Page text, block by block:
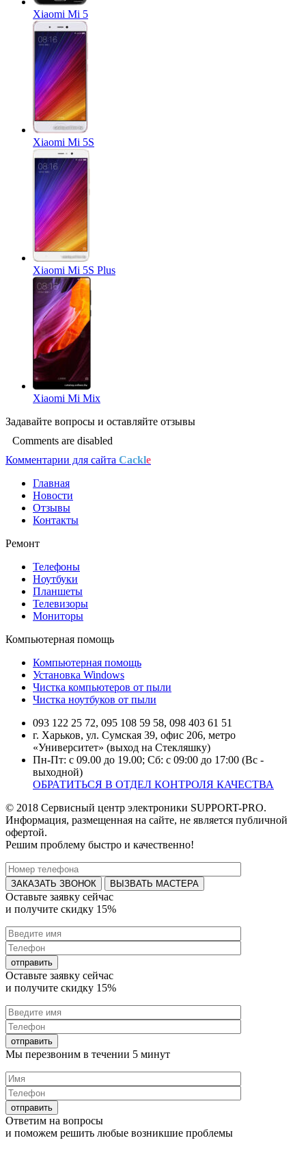
Xiaomi Mi 5
Xiaomi Mi 5S
Xiaomi Mi 5S Plus
Xiaomi Mi Mix
Задавайте вопросы и оставляйте отзывы
Comments are disabled
Комментарии для сайта Cackle
Главная
Новости
Отзывы
Контакты
Ремонт
Телефоны
Ноутбуки
Планшеты
Телевизоры
Мониторы
Компьютерная помощь
Компьютерная помощь
Установка Windows
Чистка компьютеров от пыли
Чистка ноутбуков от пыли
093 122 25 72, 095 108 59 58, 098 403 61 51
г. Харьков, ул. Сумская 39, офис 206, метро
«Университет» (выход на Стекляшку)
Пн-Пт: с 09.00 до 19.00; Сб: с 09:00 до 17:00 (Вс -
выходной)
ОБРАТИТЬСЯ В ОТДЕЛ КОНТРОЛЯ КАЧЕСТВА
© 2018 Сервисный центр электроники SUPPORT-PRO.
Информация, размещенная на сайте, не является публичной
офертой.
Решим проблему быстро и качественно!
ВЫЗВАТЬ МАСТЕРА
Оставьте заявку сейчас
и получите скидку 15%
Оставьте заявку сейчас
и получите скидку 15%
Мы перезвоним в течении 5 минут
Ответим на вопросы
и поможем решить любые возникшие проблемы